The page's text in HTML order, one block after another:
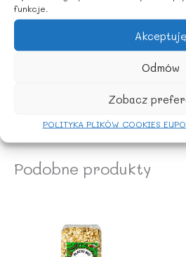
funkcje.
Akceptuję
Odmów
Zobacz
POLITYKA PLIKÓW COOKIES EU
ZALECANE WARUNKI
Przechowywać w suchym i
Podobne produkty